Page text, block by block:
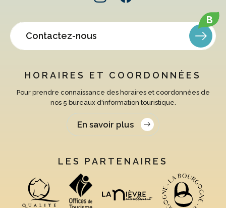
Contactez-nous
HORAIRES ET COORDONNÉES
Pour prendre connaissance des horaires et coordonnées de
nos 5 bureaux d'information touristique.
En savoir plus
LES PARTENAIRES
B